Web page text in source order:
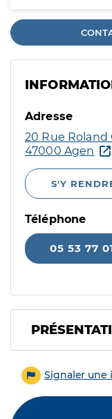
Adresse
20 Rue Roland
47000 Agen
S'Y
Téléphone
05 53 77
Signaler une